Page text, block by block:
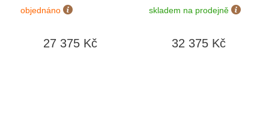
objednáno
27 375 Kč
skladem na prodejně
32 375 Kč